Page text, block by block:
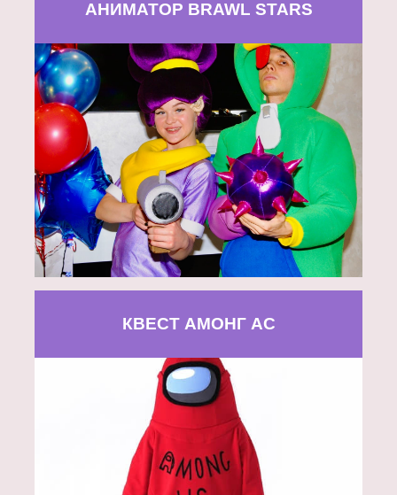
АНИМАТОР BRAWL STARS
КВЕСТ АМОНГ АС